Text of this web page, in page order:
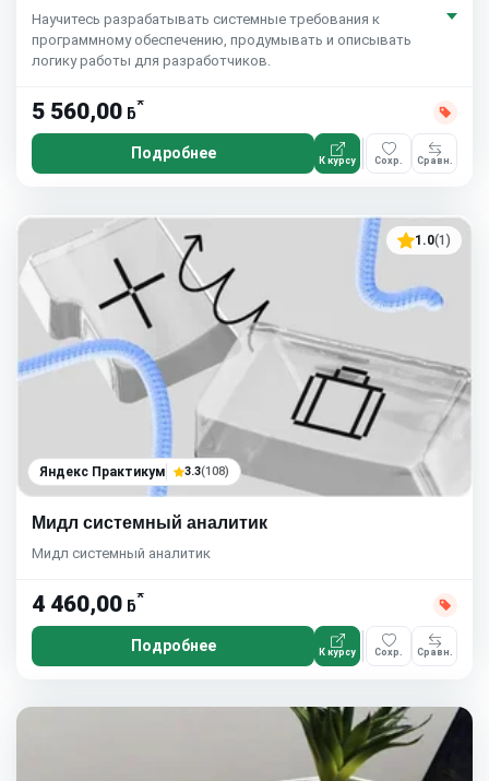
Научитесь разрабатывать системные требования к
программному обеспечению, продумывать и описывать
логику работы для разработчиков.
5 560,00 ƃ*
Подробнее К курсу Сохр. Сравн.
1.0(1)
Яндекс Практикум 3.3(108)
Мидл системный аналитик
Мидл системный аналитик
4 460,00 ƃ*
Подробнее К курсу Сохр. Сравн.